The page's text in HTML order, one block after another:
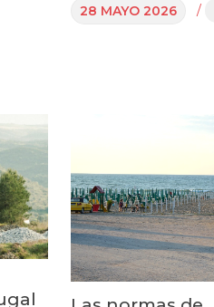
28 MAYO 2026 /